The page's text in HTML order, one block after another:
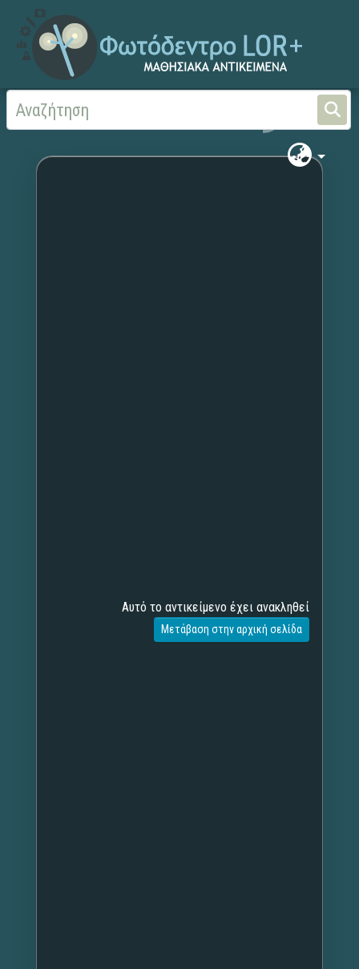
Αρχική Χωρίς τίτλο
Αυτό το αντικείμενο έχει ανακληθεί
Μετάβαση στην αρχική σελίδα